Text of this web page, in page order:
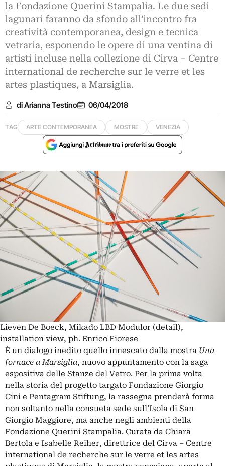
la Fondazione Querini Stampalia. Le due sedi
lagunari faranno da sfondo all’incontro fra
creatività contemporanea, design e tecnica
vetraria, esponendo le opere di una ventina di
artisti incluse nella collezione di Cirva ‒ Centre
international de recherche sur le verre et les
artes plastiques, a Marsiglia.
di Arianna Testino 06/04/2018
TAG ARTE CONTEMPORANEA MOSTRE VENEZIA
Lieven De Boeck, Mikado LBD Modulor (detail),
installation view, ph. Enrico Fiorese
È un dialogo inedito quello innescato dalla mostra Una
fornace a Marsiglia, nuovo appuntamento con la saga
espositiva delle Stanze del Vetro. Per la prima volta
nella storia del progetto targato Fondazione Giorgio
Cini e Pentagram Stiftung, la rassegna prenderà forma
non soltanto nella consueta sede sull’Isola di San
Giorgio Maggiore, ma anche negli ambienti della
Fondazione Querini Stampalia. Curata da Chiara
Bertola e Isabelle Reiher, direttrice del Cirva ‒ Centre
international de recherche sur le verre et les artes